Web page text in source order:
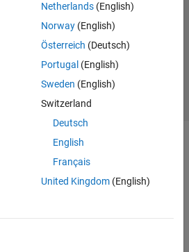
Netherlands(English)
Norway(English)
Österreich (Deutsch)
Portugal (English)
Sweden (English)
Switzerland
Deutsch
English
Français
United Kingdom(English)
Contacts locaux
Inc.